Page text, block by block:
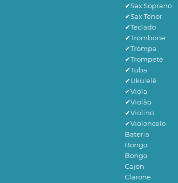
✔Sax Soprano
✔Sax Tenor
✔Teclado
✔Trombone
✔Trompa
✔Trompete
✔Tuba
✔Ukulelê
✔Viola
✔Violão
✔Violino
✔Violoncelo
Bateria
Bongo
Bongo
Cajon
Clarone